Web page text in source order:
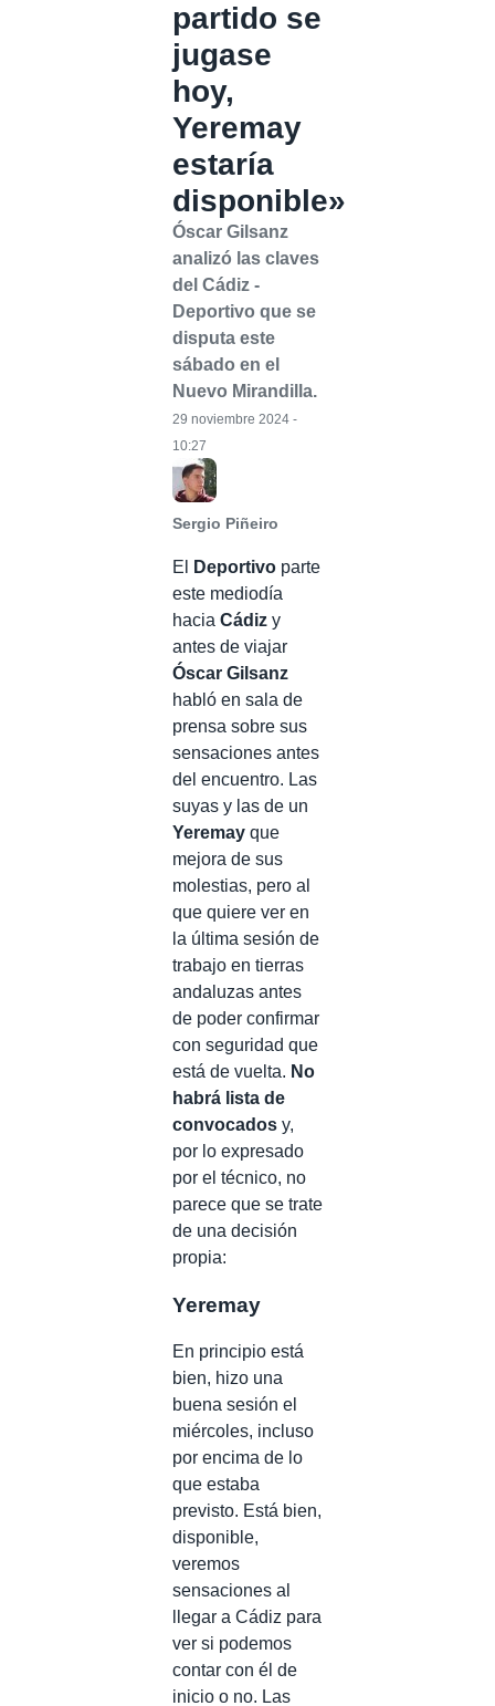
partido se
jugase
hoy,
Yeremay
estaría
disponible»
Óscar Gilsanz
analizó las claves
del Cádiz -
Deportivo que se
disputa este
sábado en el
Nuevo Mirandilla.
Sergio Piñeiro
29 noviembre 2024 -
10:27
El Deportivo parte
este mediodía
hacia Cádiz y
antes de viajar
Óscar Gilsanz
habló en sala de
prensa sobre sus
sensaciones antes
del encuentro. Las
suyas y las de un
Yeremay que
mejora de sus
molestias, pero al
que quiere ver en
la última sesión de
trabajo en tierras
andaluzas antes
de poder confirmar
con seguridad que
está de vuelta. No
habrá lista de
convocados y,
por lo expresado
por el técnico, no
parece que se trate
de una decisión
propia:
Yeremay
En principio está
bien, hizo una
buena sesión el
miércoles, incluso
por encima de lo
que estaba
previsto. Está bien,
disponible,
veremos
sensaciones al
llegar a Cádiz para
ver si podemos
contar con él de
inicio o no. Las